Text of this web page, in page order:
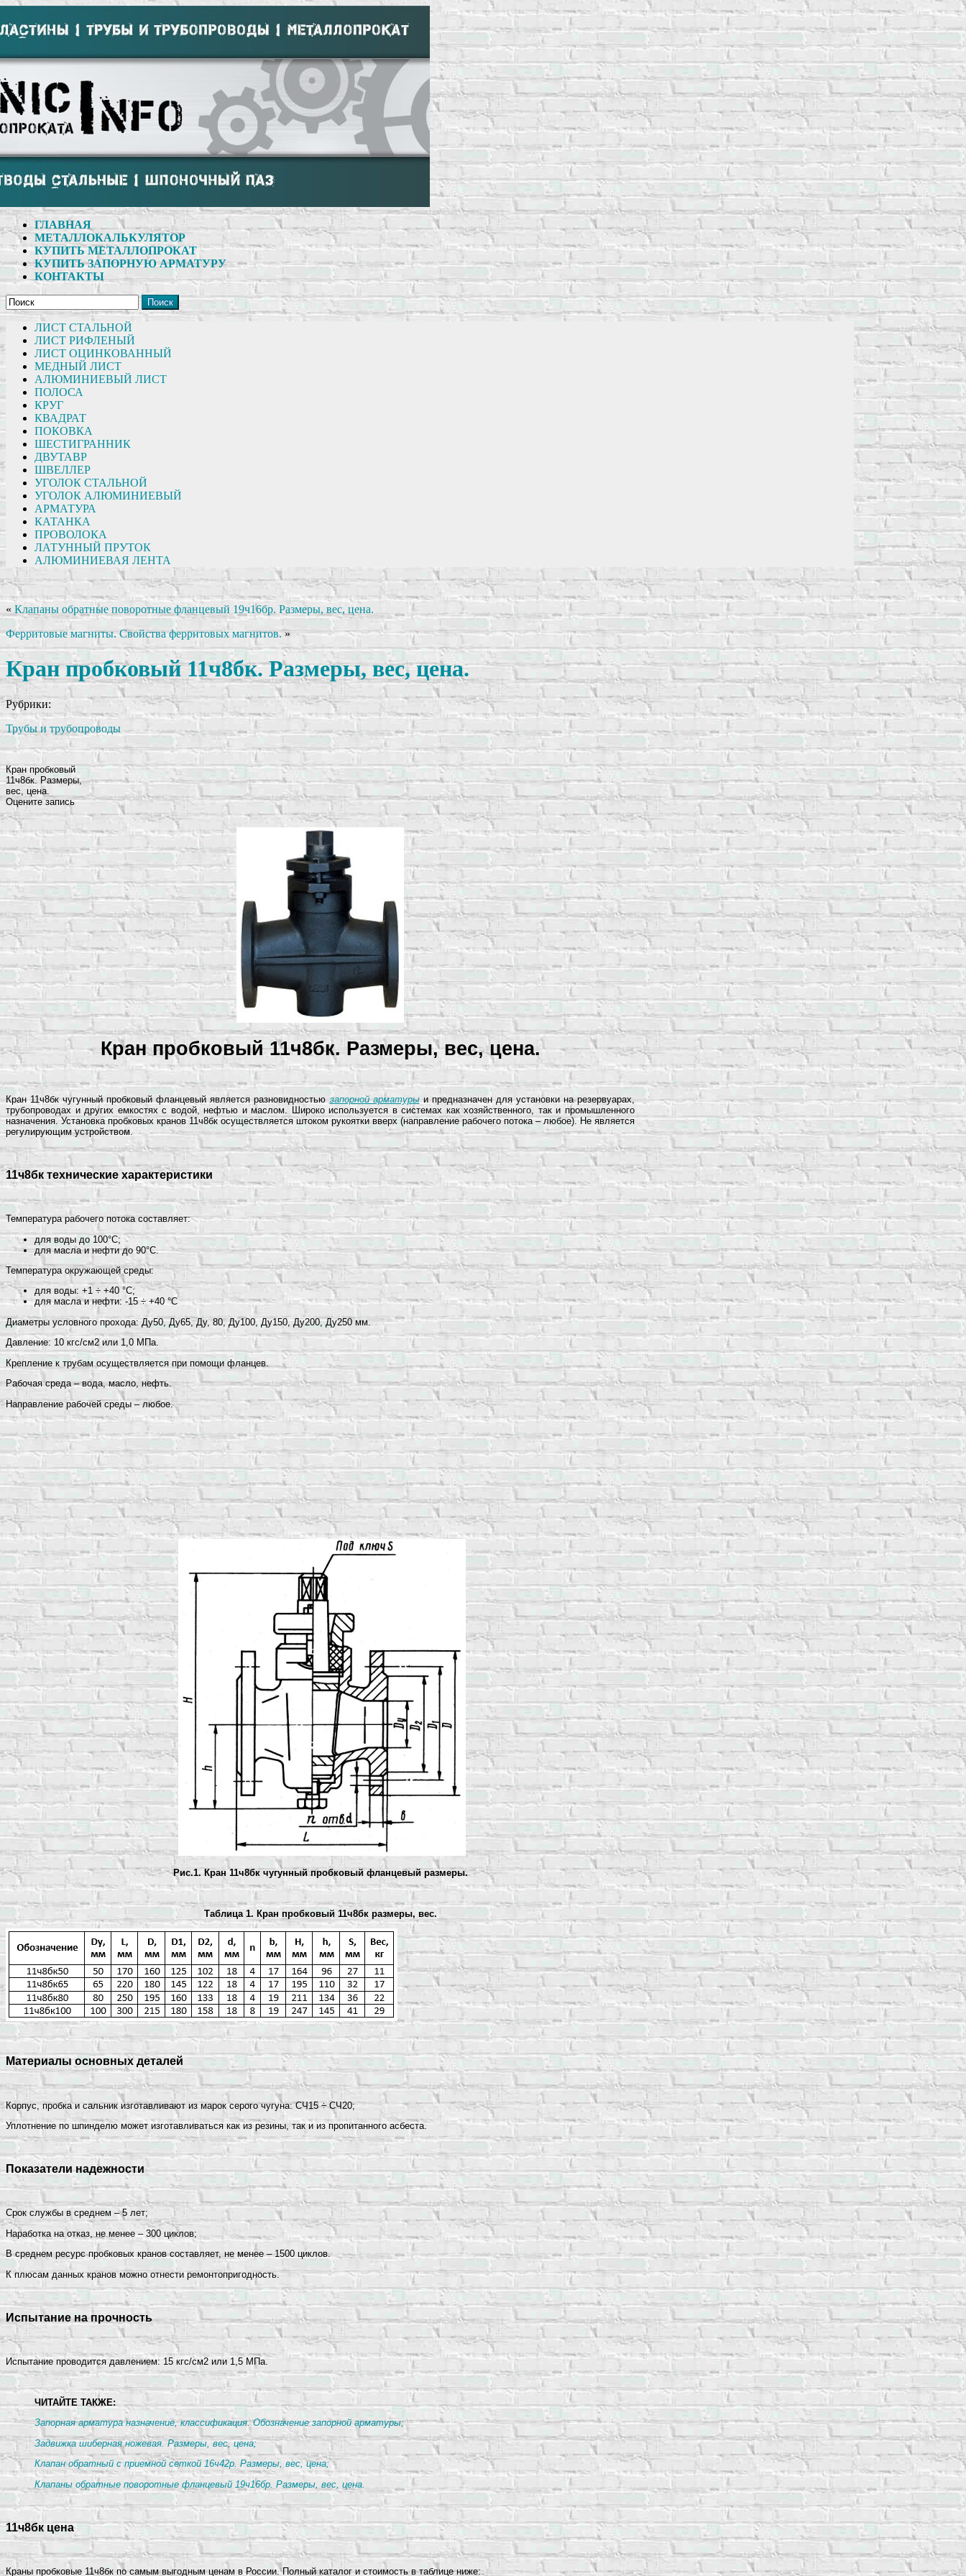
ГЛАВНАЯ
МЕТАЛЛОКАЛЬКУЛЯТОР
КУПИТЬ МЕТАЛЛОПРОКАТ
КУПИТЬ ЗАПОРНУЮ АРМАТУРУ
КОНТАКТЫ
Поиск
ЛИСТ СТАЛЬНОЙ
ЛИСТ РИФЛЕНЫЙ
ЛИСТ ОЦИНКОВАННЫЙ
МЕДНЫЙ ЛИСТ
АЛЮМИНИЕВЫЙ ЛИСТ
ПОЛОСА
КРУГ
КВАДРАТ
ПОКОВКА
ШЕСТИГРАННИК
ДВУТАВР
ШВЕЛЛЕР
УГОЛОК СТАЛЬНОЙ
УГОЛОК АЛЮМИНИЕВЫЙ
АРМАТУРА
КАТАНКА
ПРОВОЛОКА
ЛАТУННЫЙ ПРУТОК
АЛЮМИНИЕВАЯ ЛЕНТА
« Клапаны обратные поворотные фланцевый 19ч16бр. Размеры, вес, цена.
Ферритовые магниты. Свойства ферритовых магнитов.»
Кран пробковый 11ч8бк. Размеры, вес, цена.
Рубрики:
Трубы и трубопроводы
Кран пробковый
11ч8бк. Размеры,
вес, цена.
Оцените запись
Кран пробковый 11ч8бк. Размеры, вес, цена.
Кран 11ч8бк чугунный пробковый фланцевый является разновидностью запорной арматурыи предназначен для установки на резервуарах,
трубопроводах и других емкостях с водой, нефтью и маслом. Широко используется в системах как хозяйственного, так и промышленного
назначения. Установка пробковых кранов 11ч8бк осуществляется штоком рукоятки вверх (направление рабочего потока – любое). Не является
регулирующим устройством.
11ч8бк технические характеристики
Температура рабочего потока составляет:
для воды до 100°С;
для масла и нефти до 90°С.
Температура окружающей среды:
для воды: +1 ÷ +40 °С;
для масла и нефти: -15 ÷ +40 °С
Диаметры условного прохода: Ду50, Ду65, Ду, 80, Ду100, Ду150, Ду200, Ду250 мм.
Давление: 10 кгс/см2 или 1,0 МПа.
Крепление к трубам осуществляется при помощи фланцев.
Рабочая среда – вода, масло, нефть.
Направление рабочей среды – любое.
Рис.1. Кран 11ч8бк чугунный пробковый фланцевый размеры.
Таблица 1. Кран пробковый 11ч8бк размеры, вес.
Материалы основных деталей
Корпус, пробка и сальник изготавливают из марок серого чугуна: СЧ15 ÷ СЧ20;
Уплотнение по шпинделю может изготавливаться как из резины, так и из пропитанного асбеста.
Показатели надежности
Срок службы в среднем – 5 лет;
Наработка на отказ, не менее – 300 циклов;
В среднем ресурс пробковых кранов составляет, не менее – 1500 циклов.
К плюсам данных кранов можно отнести ремонтопригодность.
Испытание на прочность
Испытание проводится давлением: 15 кгс/см2 или 1,5 МПа.
ЧИТАЙТЕ ТАКЖЕ:
Запорная арматура назначение, классификация. Обозначение запорной арматуры;
Задвижка шиберная ножевая. Размеры, вес, цена;
Клапан обратный с приемной сеткой 16ч42р. Размеры, вес, цена;
Клапаны обратные поворотные фланцевый 19ч16бр. Размеры, вес, цена.
11ч8бк цена
Краны пробковые 11ч8бк по самым выгодным ценам в России. Полный каталог и стоимость в таблице ниже: